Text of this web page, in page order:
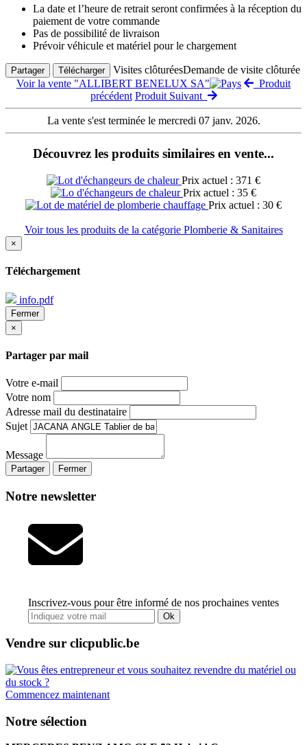
La date et l’heure de retrait seront confirmées à la réception du
paiement de votre commande
Pas de possibilité de livraison
Prévoir véhicule et matériel pour le chargement
Partager Télécharger Visites clôturéesDemande de visite clôturée
Voir la vente "ALLIBERT BENELUX SA"
Produit
précédent Produit Suivant
La vente s'est terminée le mercredi 07 janv. 2026.
Découvrez les produits similaires en vente...
Prix actuel : 371 €
Prix actuel : 35 €
Prix actuel : 30 €
Voir tous les produits de la catégorie Plomberie & Sanitaires
×
Téléchargement
info.pdf
Fermer
×
Partager par mail
Votre e-mail
Votre nom
Adresse mail du destinataire
Sujet
Message
Partager Fermer
Notre newsletter
Inscrivez-vous pour être informé de nos prochaines ventes
Ok
Vendre sur clicpublic.be
Commencez maintenant
Notre sélection